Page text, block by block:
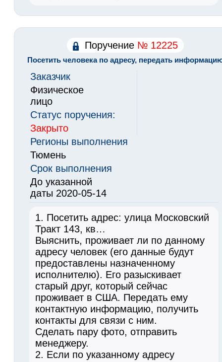
Поручение № 12225
Посетить человека по адресу, передать
Заказчик
Физическое
лицо
Статус поручения:
Закрыто
Регионы выполнения
Тюмень
Срок выполнения
До указанной
даты 2020-05-14
1. Посетить адрес: улица Московский
Тракт 143, кв…
Выяснить, проживает ли по данному
адресу человек (его данные будут
предоставлены назначенному
исполнителю). Его разыскивает
старый друг, который сейчас
проживает в США. Передать ему
контактную информацию, получить
контакты для связи с ним.
Сделать пару фото, отправить
менеджеру.
2. Если по указанному адресу